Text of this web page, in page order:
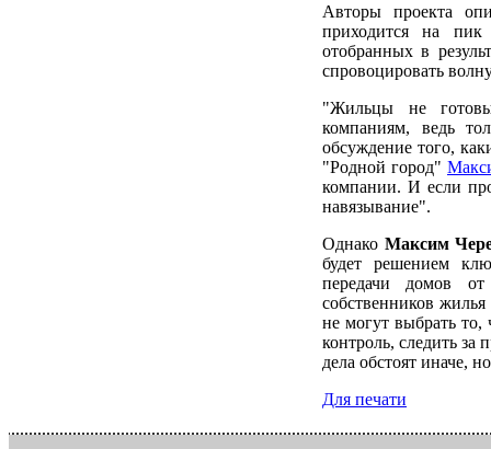
Авторы проекта
приходится на пик
отобранных в
спровоцировать
"Жильцы не
компаниям, ведь
обсуждение того,
"Родной город"
компании. И если
навязывание".
Однако Максим
будет решением
передачи домов
собственников
не могут выбрать то,
контроль, следить
дела обстоят иначе,
Для печати